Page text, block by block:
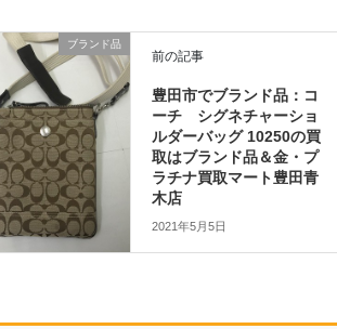
ブランド品
前の記事
豊田市でブランド品：コ
ーチ シグネチャーショ
ルダーバッグ 10250の買
取はブランド品＆金・プ
ラチナ買取マート豊田青
木店
2021年5月5日